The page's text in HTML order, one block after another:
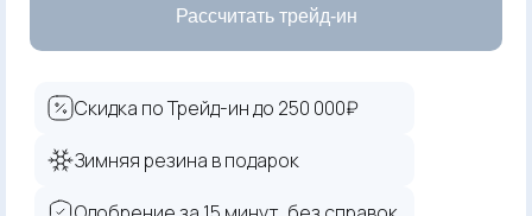
Рассчитать трейд-ин
Скидка по Трейд-ин до 250 000₽
Зимняя резина в подарок